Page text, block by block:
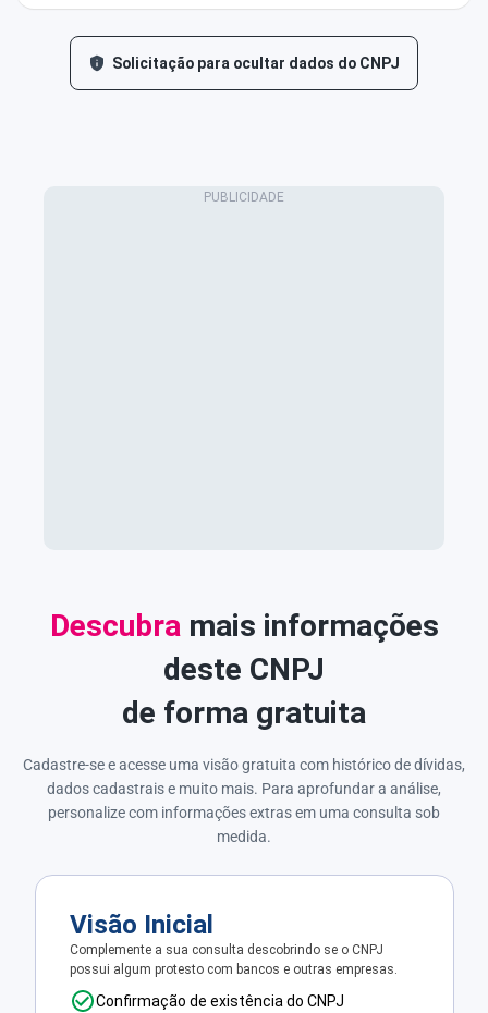
Solicitação para ocultar dados do CNPJ
Descubra mais informações
deste CNPJ
de forma gratuita
Cadastre-se e acesse uma visão gratuita com histórico de dívidas,
dados cadastrais e muito mais. Para aprofundar a análise,
personalize com informações extras em uma consulta sob
medida.
Visão Inicial
Complemente a sua consulta descobrindo se o CNPJ
possui algum protesto com bancos e outras empresas.
Confirmação de existência do CNPJ